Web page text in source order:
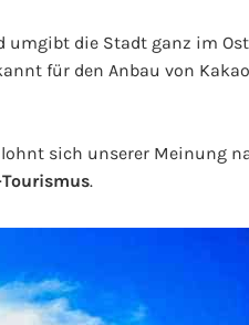
umgibt die Stadt ganz im
für den Anbau von
sich unserer Meinung
.